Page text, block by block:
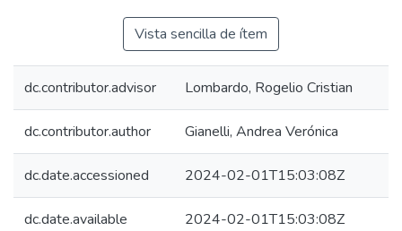
Vista sencilla de ítem
dc.contributor.advisor Lombardo, Rogelio Cristian
dc.contributor.author Gianelli, Andrea Verónica
dc.date.accessioned 2024-02-01T15:03:08Z
dc.date.available 2024-02-01T15:03:08Z